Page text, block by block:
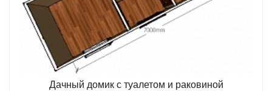
Дачный домик с туалетом и раковиной